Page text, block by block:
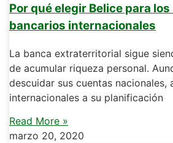
Por qué elegir Belice para
bancarios internacionales
La banca extraterritorial sigue
de acumular riqueza personal.
descuidar sus cuentas nacionales,
internacionales a su planificación
Read More »
marzo 20, 2020